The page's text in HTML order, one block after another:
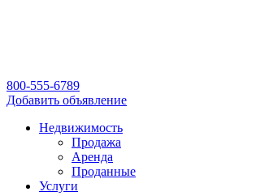
800-555-6789
Добавить объявление
Недвижимость
Продажа
Аренда
Проданные
Услуги